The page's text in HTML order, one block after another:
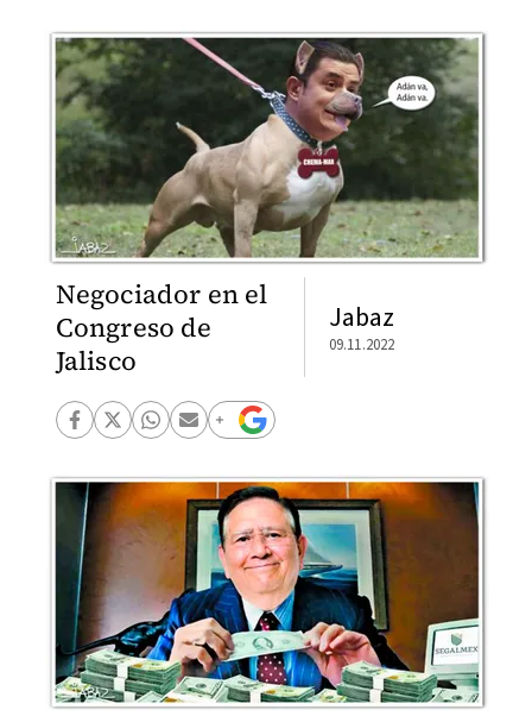
Negociador en el
Congreso de
Jalisco
Jabaz
09.11.2022